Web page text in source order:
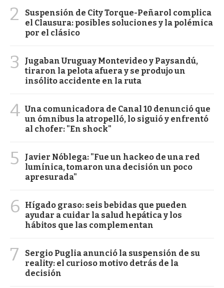
2
Suspensión de City Torque-Peñarol complica
el Clausura: posibles soluciones y la polémica
por el clásico
3
Jugaban Uruguay Montevideo y Paysandú,
tiraron la pelota afuera y se produjo un
insólito accidente en la ruta
4 Una comunicadora de Canal 10 denunció que
un ómnibus la atropelló, lo siguió y enfrentó
al chofer: "En shock"
5
Javier Nóblega: "Fue un hackeo de una red
lumínica, tomaron una decisión un poco
apresurada"
6
Hígado graso: seis bebidas que pueden
ayudar a cuidar la salud hepática y los
hábitos que las complementan
7
Sergio Puglia anunció la suspensión de su
reality: el curioso motivo detrás de la
decisión